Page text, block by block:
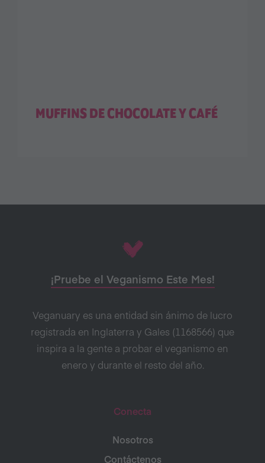
MUFFINS DE CHOCOLATE Y CAFÉ
¡Pruebe el Veganismo Este Mes!
Veganuary es una entidad sin ánimo de lucro
registrada en Inglaterra y Gales (1168566) que
inspira a la gente a probar el veganismo en
enero y durante el resto del año.
Conecta
Nosotros
Contáctenos